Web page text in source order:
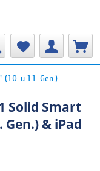
(10. u 11. Gen.)
Solid Smart
& iPad